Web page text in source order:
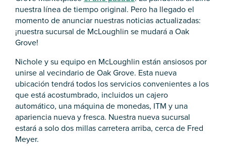
nuestra línea de tiempo original. Pero ha llegado el
momento de anunciar nuestras noticias actualizadas:
¡nuestra sucursal de McLoughlin se mudará a Oak
Grove!
Nichole y su equipo en McLoughlin están ansiosos por
unirse al vecindario de Oak Grove. Esta nueva
ubicación tendrá todos los servicios convenientes a los
que está acostumbrado, incluidos un cajero
automático, una máquina de monedas, ITM y una
apariencia nueva y fresca. Nuestra nueva sucursal
estará a solo dos millas carretera arriba, cerca de Fred
Meyer.